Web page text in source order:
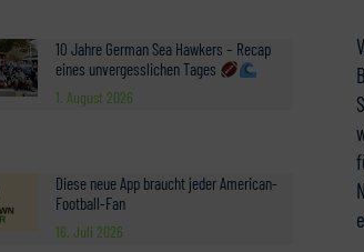
10 Jahre German Sea Hawkers – Recap
eines unvergesslichen Tages
1. August 2026
Diese neue App braucht jeder American-
Football-Fan
16. Juli 2026